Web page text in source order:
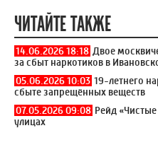
ЧИТАЙТЕ ТАКЖЕ
14.06.2026 18:18 Двое
за сбыт наркотиков в
05.06.2026 10:03 19-летнего
сбыте запрещённых веществ
07.05.2026 09:08 Рейд
улицах